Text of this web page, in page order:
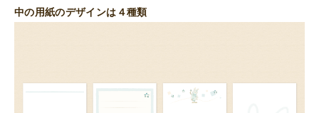
中の用紙のデザインは４種類